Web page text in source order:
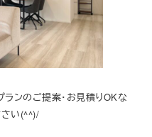
ランのご提案・お見積りOKな
さい(^^)/